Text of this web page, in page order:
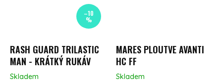
–10
%
RASH GUARD TRILASTIC
MAN - KRÁTKÝ RUKÁV
Skladem
MARES PLOUTVE AVANTI
HC FF
Skladem